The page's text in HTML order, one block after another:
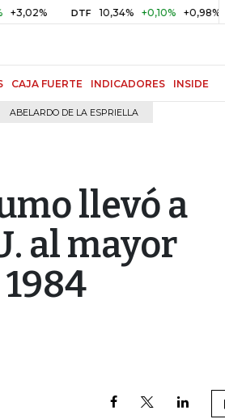
DTF 10,34% +0,10% +0,98% UVR
CAJA FUERTE INDICADORES INSIDE
ABELARDO DE LA ESPRIELLA
llevó a
al mayor